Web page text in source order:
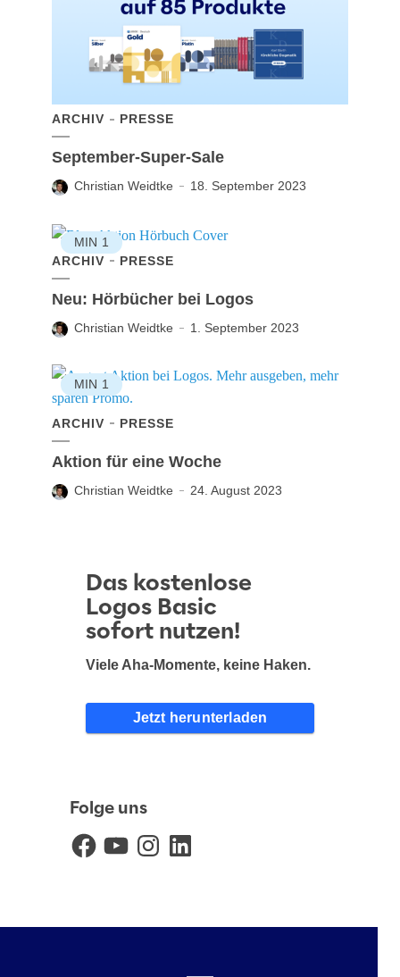
ARCHIV PRESSE
September-Super-Sale
Christian Weidtke 18. September 2023
MIN 1
ARCHIV
PRESSE
Neu: Hörbücher bei Logos
Christian Weidtke 1. September 2023
MIN 1
ARCHIV PRESSE
Aktion für eine Woche
Christian Weidtke 24. August 2023
Das kostenlose
Logos Basic
sofort nutzen!
Viele Aha-Momente, keine Haken.
Jetzt herunterladen
Folge uns
FacebookYouTubeInstagramLinkedIn